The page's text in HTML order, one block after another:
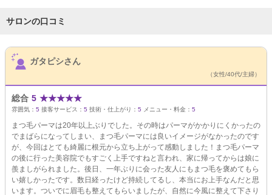
サロンの口コミ
サロンPick Up
ガタピシさん
（女性/40代/主婦）
総合 5 ★★★★★
雰囲気： 5 接客サービス： 5 技術・仕上がり： 5 メニュー・料金： 5
まつ毛パーマは20年以上ぶりでした。その時はパーマがかかりにくかったの
でまばらになってしまい、まつ毛パーマには良いイメージがなかったのです
が、今回はとても綺麗に根元から立ち上がって感動しました！まつ毛パーマ
の後に行った美容院でもすごく上手ですねと言われ、家に帰ってからは娘に
羨ましがられました。後日、一年ぶりに会った友人にもまつ毛を褒めてもら
い嬉しかったです。数日経ったけど持続してるし、本当にお上手なんだと思
います。ついでに眉毛も整えてもらいましたが、自然に今風に整えて下さり